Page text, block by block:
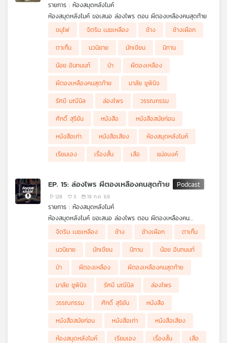
รายการ : ห้องสมุดหลังไมค์
ห้องสมุดหลังไมค์ ขอเสนอ ล่องไพร ตอน ผีตองเหลืองคนสุดท้าย
หลังจากที่ คณะล่องไพร่ คาดเดากันไปว่าทำไมถึงหา สองสามีภรรยา
ชาวเยอรมัน ไม่เจอซะที ในตอนนี้เราจะได้ฟังเหตุผลที่แท้จริงจากปาก
ของพวกเขาเอง ว่าทำไมถึงมาติดอยู่กับพวก ขมุไฟ อยู่นานแสนนาน
ขมุไฟ จิตริน เมฆเหลือง ช้าง
ช้างเผือก
ตาเกิ้น
นวนิยาย นักเขียน
นิทาน
น้อย อินทนนท์
ป่า
ผีตองเหลือง
ผีตองเหลืองคนสุดท้าย
มาลัย ชูพินิจ
รัศมี มณีนิล
ล่องไพร
วรรณกรรม
ศักดิ์ สุริยัน
หนังสือ
หนังสือสมัยก่อน
หนังสือเก่า
หนังสือเสียง
ห้องสมุดหลังไมค์
เรียมเอง
เรื่องสั้น เสือ แม่อนงค์
EP. 15: ล่องไพร ผีตองเหลืองคนสุดท้าย
128 3 19 ก.ค. 69
รายการ : ห้องสมุดหลังไมค์
ห้องสมุดหลังไมค์ ขอเสนอ ล่องไพร ตอน ผีตองเหลืองคน
สุดท้าย ศักดิ์ สุริยัน และชาวคณะ ต้องออกเดินทางลึกเข้าไปในป่า
ทุรกันดาร เพื่อตามหา 2 สามีภรรยาชาวเยอรมัน แต่ยิ่งเดินทางลึก
เข้าไปในป่า เรื่องราวกลับยิ่งเต็มไปด้วยความลึกลับ อันตราย และ
คำถามว่า ผีตองเหลืองคนสุดท้าย ที่พวกเขาตามหา แท้จริงแล้วคือ
ใครกันแน่
จิตริน เมฆเหลือง ช้าง ช้างเผือก
ตาเกิ้น
นวนิยาย
นักเขียน นิทาน
น้อย อินทนนท์
ป่า
ผีตองเหลือง
ผีตองเหลืองคนสุดท้าย
มาลัย ชูพินิจ
รัศมี มณีนิล
ล่องไพร
วรรณกรรม
ศักดิ์ สุริยัน
หนังสือ
หนังสือสมัยก่อน
หนังสือเก่า
หนังสือเสียง
ห้องสมุดหลังไมค์
เรียมเอง เรื่องสั้น เสือ